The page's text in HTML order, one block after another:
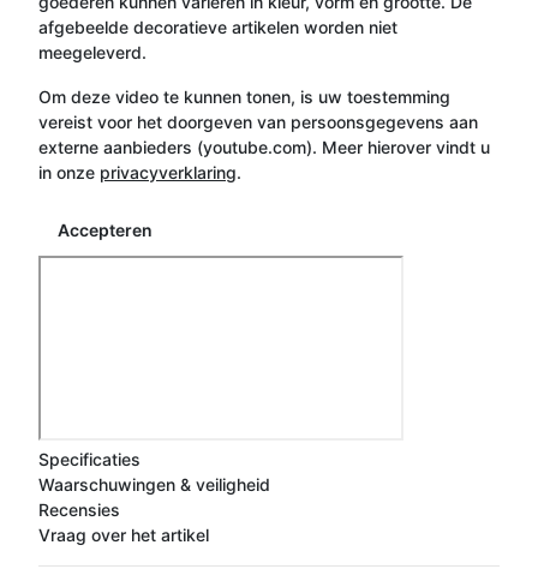
afgebeelde decoratieve artikelen worden niet
meegeleverd.
Om deze video te kunnen tonen, is uw toestemming
vereist voor het doorgeven van persoonsgegevens aan
externe aanbieders (youtube.com). Meer hierover vindt u
in onze privacyverklaring.
Accepteren
Specificaties
Waarschuwingen & veiligheid
Recensies
Vraag over het artikel